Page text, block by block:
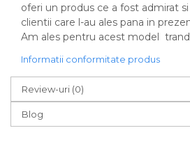
oferi un produs ce a fost admirat
clientii care l-au ales pana in
Am ales pentru acest model
Informatii conformitate produs
Review-uri (0)
Blog